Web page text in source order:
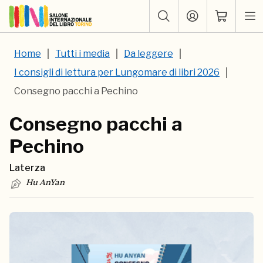
Home Tutti i media
Da leggere
I consigli di lettura per Lungomare di libri 2026
Consegno pacchi a Pechino
Consegno pacchi a
Pechino
Laterza
Hu AnYan